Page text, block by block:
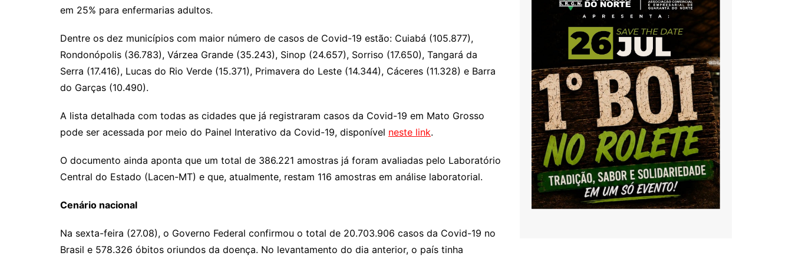
em 25% para enfermarias adultos.
Dentre os dez municípios com maior número de casos de Covid-19 estão: Cuiabá (105.877),
Rondonópolis (36.783), Várzea Grande (35.243), Sinop (24.657), Sorriso (17.650), Tangará da
Serra (17.416), Lucas do Rio Verde (15.371), Primavera do Leste (14.344), Cáceres (11.328) e Barra
do Garças (10.490).
A lista detalhada com todas as cidades que já registraram casos da Covid-19 em Mato Grosso
pode ser acessada por meio do Painel Interativo da Covid-19, disponível neste link.
O documento ainda aponta que um total de 386.221 amostras já foram avaliadas pelo Laboratório
Central do Estado (Lacen-MT) e que, atualmente, restam 116 amostras em análise laboratorial.
Cenário nacional
Na sexta-feira (27.08), o Governo Federal confirmou o total de 20.703.906 casos da Covid-19 no
Brasil e 578.326 óbitos oriundos da doença. No levantamento do dia anterior, o país tinha